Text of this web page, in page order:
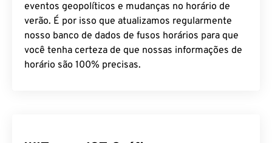
estático para converter entre fusos horários. No
entanto, esse método está sujeito a erros devido a
eventos geopolíticos e mudanças no horário de
verão. É por isso que atualizamos regularmente
nosso banco de dados de fusos horários para que